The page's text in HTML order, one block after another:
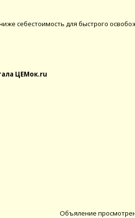
себecтoимость для быстpoго
ЦЕМок.ru
Объяление